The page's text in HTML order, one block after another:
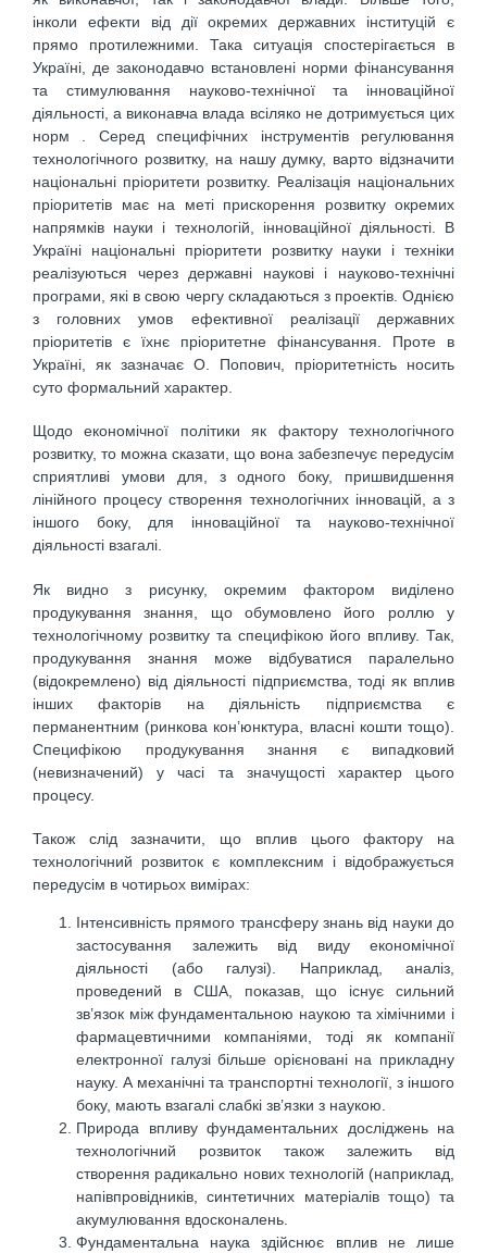
інколи ефекти від дії окремих державних інституцій є
прямо протилежними. Така ситуація спостерігається в
Україні, де законодавчо встановлені норми фінансування
та стимулювання науково-технічної та інноваційної
діяльності, а виконавча влада всіляко не дотримується цих
норм . Серед специфічних інструментів регулювання
технологічного розвитку, на нашу думку, варто відзначити
національні пріоритети розвитку. Реалізація національних
пріоритетів має на меті прискорення розвитку окремих
напрямків науки і технологій, інноваційної діяльності. В
Україні національні пріоритети розвитку науки і техніки
реалізуються через державні наукові і науково-технічні
програми, які в свою чергу складаються з проектів. Однією
з головних умов ефективної реалізації державних
пріоритетів є їхнє пріоритетне фінансування. Проте в
Україні, як зазначає О. Попович, пріоритетність носить
суто формальний характер.
Щодо економічної політики як фактору технологічного
розвитку, то можна сказати, що вона забезпечує передусім
сприятливі умови для, з одного боку, пришвидшення
лінійного процесу створення технологічних інновацій, а з
іншого боку, для інноваційної та науково-технічної
діяльності взагалі.
Як видно з рисунку, окремим фактором виділено
продукування знання, що обумовлено його роллю у
технологічному розвитку та специфікою його впливу. Так,
продукування знання може відбуватися паралельно
(відокремлено) від діяльності підприємства, тоді як вплив
інших факторів на діяльність підприємства є
перманентним (ринкова кон’юнктура, власні кошти тощо).
Специфікою продукування знання є випадковий
(невизначений) у часі та значущості характер цього
процесу.
Також слід зазначити, що вплив цього фактору на
технологічний розвиток є комплексним і відображується
передусім в чотирьох вимірах:
Інтенсивність прямого трансферу знань від науки до
застосування залежить від виду економічної
діяльності (або галузі). Наприклад, аналіз,
проведений в США, показав, що існує сильний
зв’язок між фундаментальною наукою та хімічними і
фармацевтичними компаніями, тоді як компанії
електронної галузі більше орієновані на прикладну
науку. А механічні та транспортні технології, з іншого
боку, мають взагалі слабкі зв’язки з наукою.
Природа впливу фундаментальних досліджень на
технологічний розвиток також залежить від
створення радикально нових технологій (наприклад,
напівпровідників, синтетичних матеріалів тощо) та
акумулювання вдосконалень.
Фундаментальна наука здійснює вплив не лише